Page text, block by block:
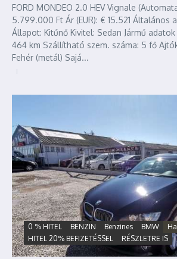
FORD MONDEO 2.0 HEV Vignale
5.799.000 Ft Ár (EUR): € 15.521 Általános
Állapot: Kitűnő Kivitel: Sedan Jármű adatok
464 km Szállítható szem. száma: 5 fő
Fehér (metál) Sajá...
0 % HITEL BENZIN Benzines BMW
HITEL 20% BEFIZETÉSSEL
RÉSZLETRE IS